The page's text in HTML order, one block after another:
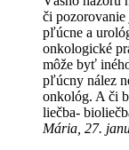
či pozorovanie
pľúcne a
onkologické
môže byť
pľúcny nález
onkológ. A či
liečba-
Mária, 27.